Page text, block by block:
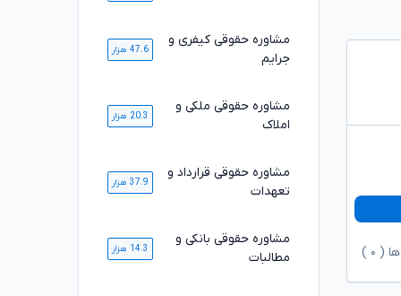
( ۰
مشاوره حقوقی کیفری و
جرایم
47.6 هزار
مشاوره حقوقی ملکی و
املاک
20.3 هزار
مشاوره حقوقی قرارداد و
تعهدات
37.9 هزار
مشاوره حقوقی بانکی و
مطالبات
14.3 هزار